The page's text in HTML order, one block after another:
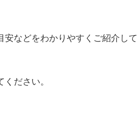
などをわかりやすくご紹介して
ださい。